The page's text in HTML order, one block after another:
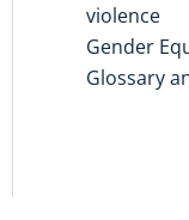
violence
Gender
Glossary